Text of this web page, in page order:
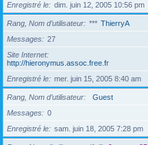
Enregistré le
dim. juin 12, 2005 10:56 pm
Rang, Nom d’utilisateur *** ThierryA
Messages
27
Site Internet
http://hieronymus.assoc.free.fr
Enregistré le
mer. juin 15, 2005 8:40 am
Rang, Nom d’utilisateur
Guest
Messages
0
Enregistré le
sam. juin 18, 2005 7:28 pm